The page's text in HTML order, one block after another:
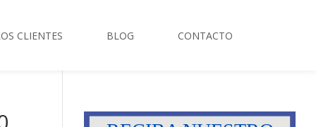
CLIENTES BLOG CONTACTO